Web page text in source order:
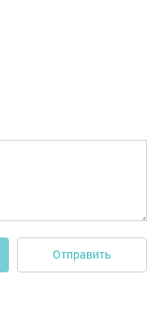
Отправить